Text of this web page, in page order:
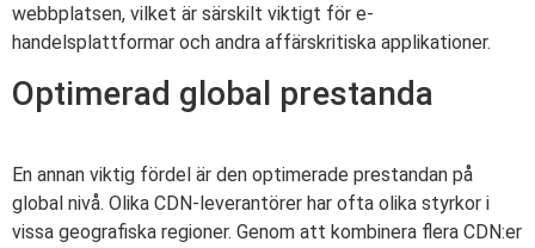
webbplatsen, vilket är särskilt viktigt för e-
handelsplattformar och andra affärskritiska applikationer.
Optimerad global prestanda
En annan viktig fördel är den optimerade prestandan på
global nivå. Olika CDN-leverantörer har ofta olika styrkor i
vissa geografiska regioner. Genom att kombinera flera CDN:er